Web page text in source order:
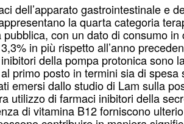
dell’apparato gastrointestinale e
la quarta categoria
pubblica, con un dato di consumo in
in più rispetto all’anno
della pompa protonica sono
primo posto in termini sia di spesa
emersi dallo studio di Lam sulla
utilizzo di farmaci inibitori della
di vitamina B12 forniscono